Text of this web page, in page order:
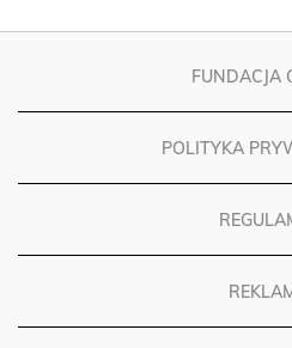
FUNDACJA
POLITYKA